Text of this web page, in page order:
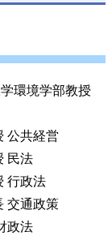
環境学部教授
公共経営
民法
行政法
交通政策
政法